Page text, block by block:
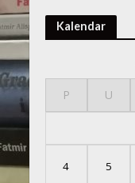
Kalendar
P U
4 5